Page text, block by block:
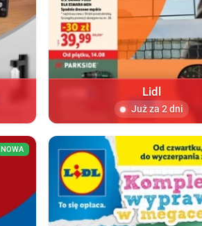
Lidl
Już za 2 dni
NOWA